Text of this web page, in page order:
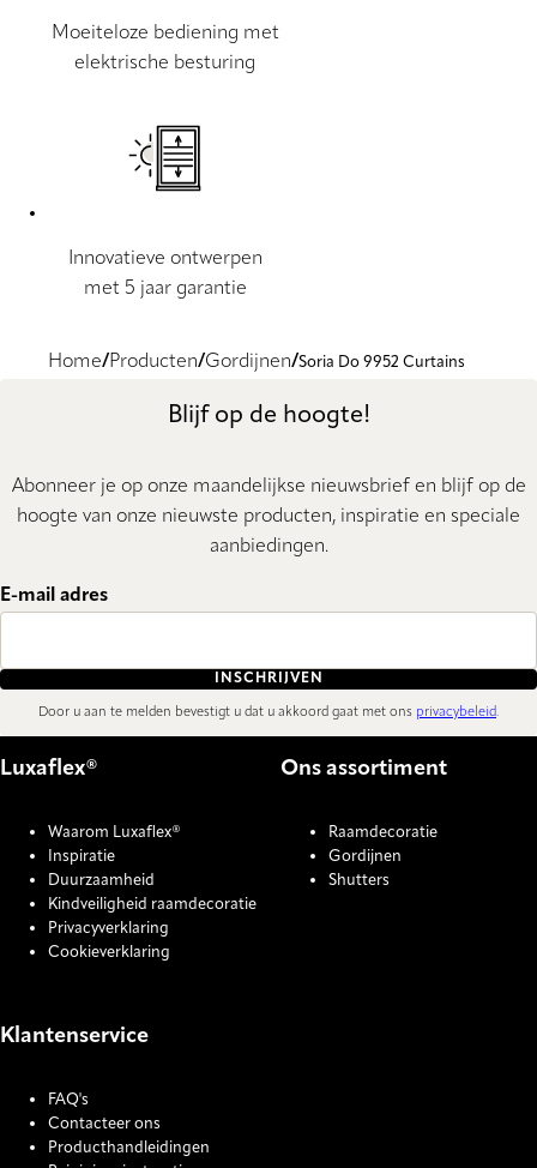
Moeiteloze bediening met
elektrische besturing
Innovatieve ontwerpen
met 5 jaar garantie
Home Producten Gordijnen Soria Do 9952 Curtains
Blijf op de hoogte!
Abonneer je op onze maandelijkse nieuwsbrief en blijf op de
hoogte van onze nieuwste producten, inspiratie en speciale
aanbiedingen.
E-mail adres
INSCHRIJVEN
Door u aan te melden bevestigt u dat u akkoord gaat met ons privacybeleid.
Luxaflex®
Waarom Luxaflex®
Inspiratie
Duurzaamheid
Kindveiligheid raamdecoratie
Privacyverklaring
Cookieverklaring
Ons assortiment
Raamdecoratie
Gordijnen
Shutters
Klantenservice
FAQ's
Contacteer ons
Producthandleidingen